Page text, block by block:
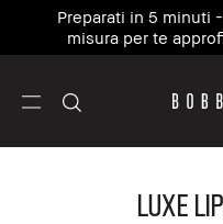
Preparati in 5 minuti
misura per te
Luxe